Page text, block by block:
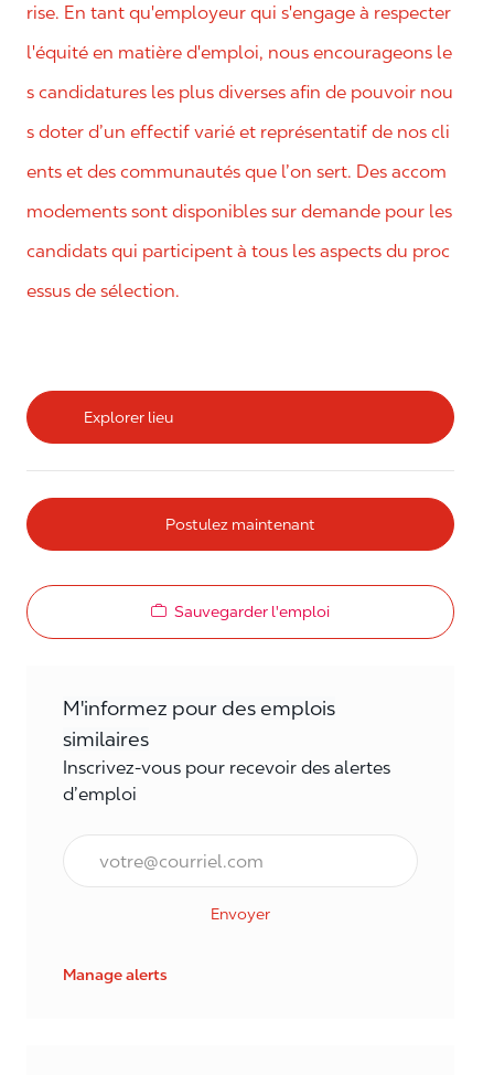
rise. En tant qu'employeur qui s'engage à respecter
l'équité en matière d'emploi, nous encourageons le
s candidatures les plus diverses afin de pouvoir nou
s doter d’un effectif varié et représentatif de nos cli
ents et des communautés que l’on sert. Des accom
modements sont disponibles sur demande pour les
candidats qui participent à tous les aspects du proc
essus de sélection.
Explorer lieu
Postulez maintenant
Sauvegarder l'emploi
M'informez pour des emplois
similaires
Inscrivez-vous pour recevoir des alertes
d’emploi
Courriel*
Envoyer
Manage alerts